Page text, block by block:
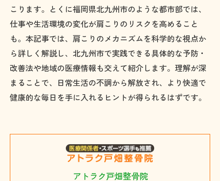
こります。とくに福岡県北九州市のような都市部では、
仕事や生活環境の変化が肩こりのリスクを高めること
も。本記事では、肩こりのメカニズムを科学的な視点か
ら詳しく解説し、北九州市で実践できる具体的な予防・
改善法や地域の医療情報も交えて紹介します。理解が深
まることで、日常生活の不調から解放され、より快適で
健康的な毎日を手に入れるヒントが得られるはずです。
アトラク戸畑整骨院